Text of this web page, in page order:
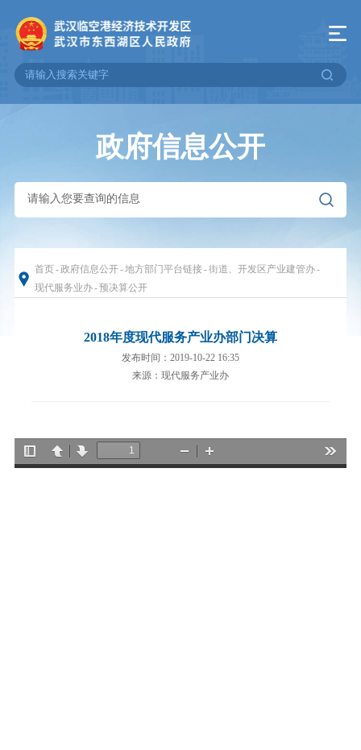
政府信息公开
首页-政府信息公开-地方部门平台链接-街道、开发区产业建管办-
现代服务业办-预决算公开
2018年度现代服务产业办部门决算
发布时间：2019-10-22 16:35
来源：现代服务产业办